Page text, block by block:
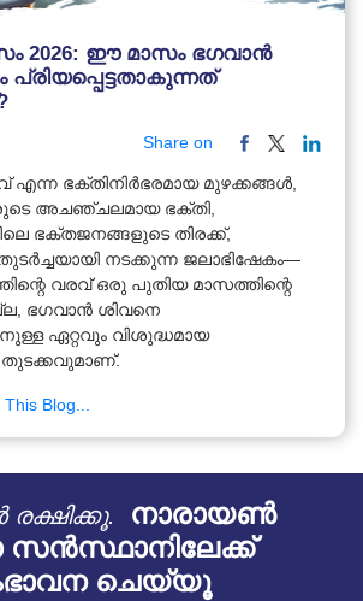
2026: ഈ മാസം ഭഗവാൻ
പ്രിയപ്പെട്ടതാകുന്നത്
Share on
എന്ന ഭക്തിനിർഭരമായ മുഴക്കങ്ങൾ,
അചഞ്ചലമായ ഭക്തി,
ഭക്തജനങ്ങളുടെ തിരക്ക്,
നടക്കുന്ന ജലാഭിഷേകം—
വരവ് ഒരു പുതിയ മാസത്തിന്റെ
ഭഗവാൻ ശിവനെ
ഏറ്റവും വിശുദ്ധമായ
തുടക്കവുമാണ്.
Blog...
നാരായൺ
സൻസ്ഥാനിലേക്ക്
ചെയ്യൂ